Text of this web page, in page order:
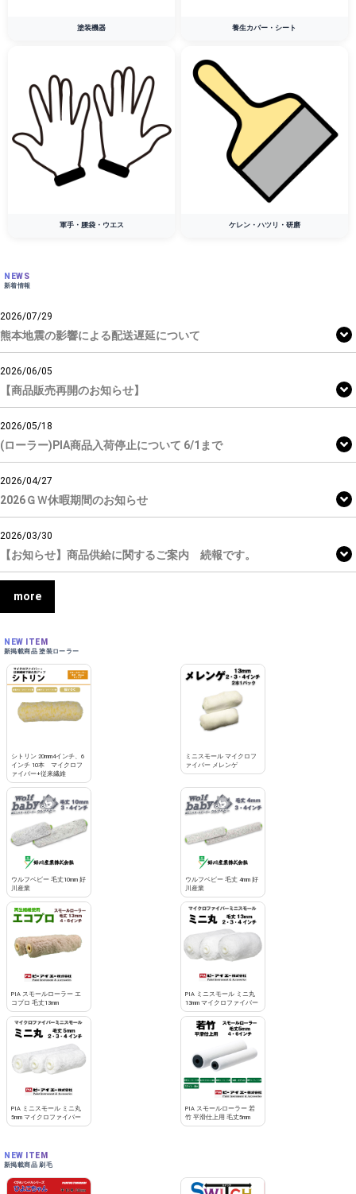
塗装機器 養生カバー・シート
軍手・腰袋・ウエス ケレン・ハツリ・研磨
NEWS
新着情報
2026/07/29
熊本地震の影響による配送遅延について
2026/06/05
【商品販売再開のお知らせ】
2026/05/18
(ローラー)PIA商品入荷停止について 6/1まで
2026/04/27
2026ＧＷ休暇期間のお知らせ
2026/03/30
【お知らせ】商品供給に関するご案内 続報です。
more
NEW ITEM
新掲載商品 塗装ローラー
シトリン 20mm4インチ、6
インチ 10本 マイクロフ
ァイバー+従来繊維
ミニスモール マイクロフ
ァイバー メレンゲ
ウルフベビー 毛丈10mm 好
川産業
ウルフベビー 毛丈 4mm 好
川産業
PIA スモールローラー エ
コプロ 毛丈13mm
PIA ミニスモール ミニ丸
13mm マイクロファイバー
PIA ミニスモール ミニ丸
5mm マイクロファイバー
PIA スモールローラー 若
竹 平滑仕上用 毛丈5mm
NEW ITEM
新掲載商品 刷毛